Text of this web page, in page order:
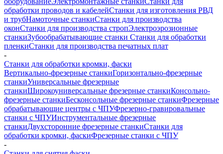
обработки проводов и кабелейСтанки для изготовления РВД
и трубНамоточные станкиСтанки для производства
оконСтанки для производства стропЭлектроэрозионные
станкиЗубообрабатывающие станки Станки для обработки
пленкиСтанки для производства печатных плат
-
Станки для обработки кромки, фаски
Вертикально-фрезерные станкиГоризонтально-фрезерные
станкиУниверсальные фрезерные
станкиШирокоуниверсальные фрезерные станкиКонсольно-
фрезерные станкиБесконсольные фрезерные станкиФрезерные
обрабатывающие центры с ЧПУФрезерно-гравировальные
станки с ЧПУИнструментальные фрезерные
станкиДвухсторонние фрезерные станкиСтанки для
обработки кромки, фаскиФрезерные станки с ЧПУ
-